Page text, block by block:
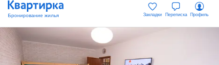
Закладки Переписка Профиль